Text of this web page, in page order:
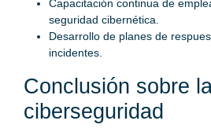
Capacitación continua de
seguridad cibernética.
Desarrollo de planes de
incidentes.
Conclusión sobre
ciberseguridad